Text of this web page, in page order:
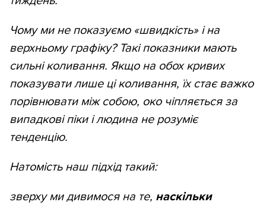
Чому ми не показуємо «швидкість» і на
верхньому графіку? Такі показники мають
сильні коливання. Якщо на обох кривих
показувати лише ці коливання, їх стає важко
порівнювати між собою, око чіпляється за
випадкові піки і людина не розуміє
тенденцію.
Натомість наш підхід такий:
зверху ми дивимося на те, наскільки